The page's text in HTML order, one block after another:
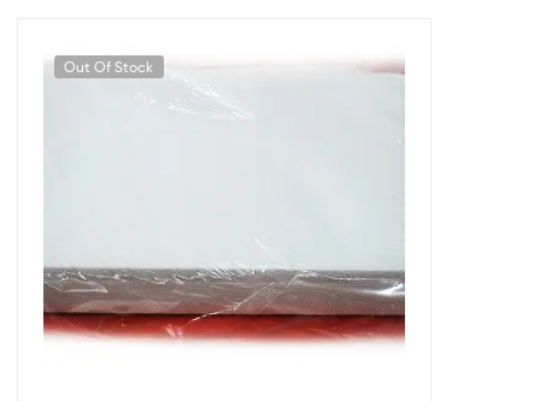
Out Of Stock